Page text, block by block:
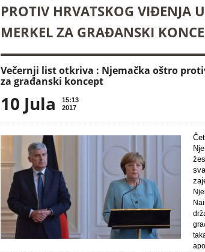
PROTIV HRVATSKOG VIĐENJA
MERKEL ZA GRAĐANSKI
Večernji list otkriva : Njemačka oštro
za građanski koncept
10 Jula
15:13
2017